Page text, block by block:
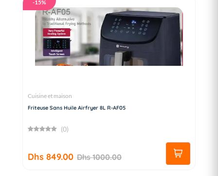
-15%
Cuisine et maison
Friteuse Sans Huile Airfryer 8L R-AF05
(0)
Dhs 849.00 Dhs 1000.00